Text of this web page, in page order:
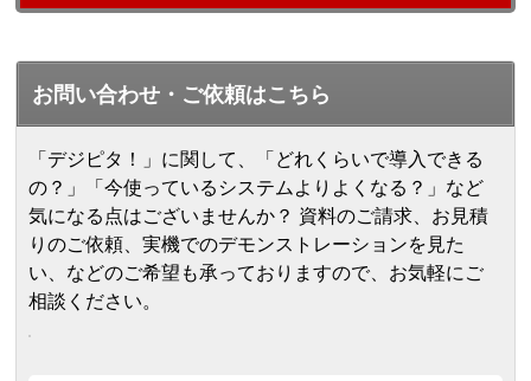
お問い合わせ・ご依頼はこちら
「デジピタ！」に関して、「どれくらいで導入できる
の？」「今使っているシステムよりよくなる？」など
気になる点はございませんか？ 資料のご請求、お見積
りのご依頼、実機でのデモンストレーションを見た
い、などのご希望も承っておりますので、お気軽にご
相談ください。